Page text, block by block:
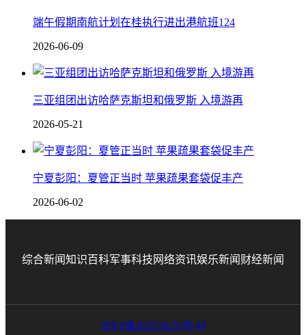
端午假期南航计划在桂执行进出港航班124
2026-06-09
三亚组团出访哈萨克斯坦和俄罗斯 入境游再
2026-05-21
宁夏彭阳：夏管正当时 苹果疏果套袋促丰产
2026-06-02
综合新闻知识百科军事科技 网络资讯娱乐新闻 财经新闻
沪ICP备2025136253号-49